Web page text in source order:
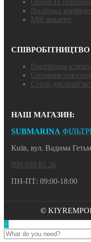
Обмін та
Політика
Мій аккаунт
СПІВРОБІТНИЦТВО
Постійним
Оптовим
Стати
НАШ МАГАЗИН:
SUBMARINA
Київ, вул. Вадима
099 659 85 26
ПН-ПТ: 09:00-18:00
©